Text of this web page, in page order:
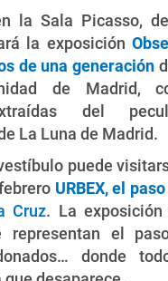
la Sala Picasso,
la exposición
de una generación
de Madrid,
del
La Luna de Madrid.
puede
URBEX, el
Cruz. La
representan el
donde